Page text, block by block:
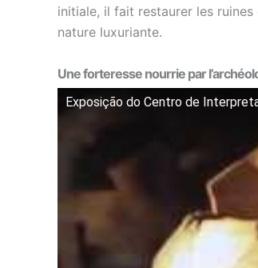
initiale, il fait restaurer les
nature luxuriante.
Une forteresse nourrie par
Exposição do Centro de